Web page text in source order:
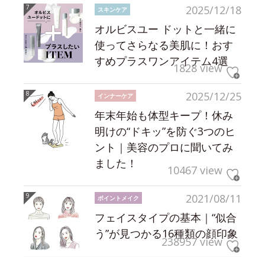
2025/12/18
スキンケア
オルビスユー ドットと一緒に
使ってさらなる美肌に！おす
すめプラスワンアイテム4選
1828 view
2025/12/25
インナーケア
年末年始も体型キープ！休み
明けの“ドキッ”を防ぐ3つのヒ
ント｜美容のプロに聞いてみ
ました！
10467 view
2021/08/11
ポイントメイク
フェイスタイプの基本｜“似合
う”が見つかる16種類の顔印象
238957 view